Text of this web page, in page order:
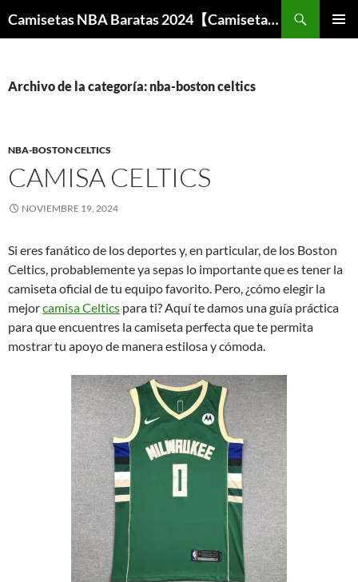
Camisetas NBA Baratas 2024【Camisetas Especiales Baloncesto】
Archivo de la categoría: nba-boston celtics
NBA-BOSTON CELTICS
CAMISA CELTICS
NOVIEMBRE 19, 2024
Si eres fanático de los deportes y, en particular, de los Boston
Celtics, probablemente ya sepas lo importante que es tener la
camiseta oficial de tu equipo favorito. Pero, ¿cómo elegir la
mejorcamisa Celtics para ti? Aquí te damos una guía práctica
para que encuentres la camiseta perfecta que te permita
mostrar tu apoyo de manera estilosa y cómoda.